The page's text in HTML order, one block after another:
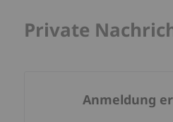
Private
Anmeldung